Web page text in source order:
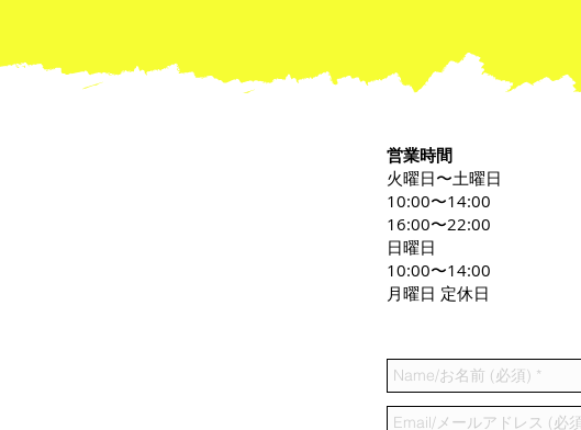
営業時間
火曜日〜土曜日
10:00〜14:00
16:00〜22:00
日曜日
10:00〜14:00
月曜日 定休日